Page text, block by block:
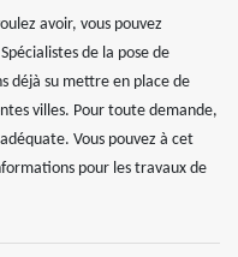
avoir, vous pouvez
de la pose de
déjà su mettre en place de
villes. Pour toute demande,
Vous pouvez à cet
pour les travaux de